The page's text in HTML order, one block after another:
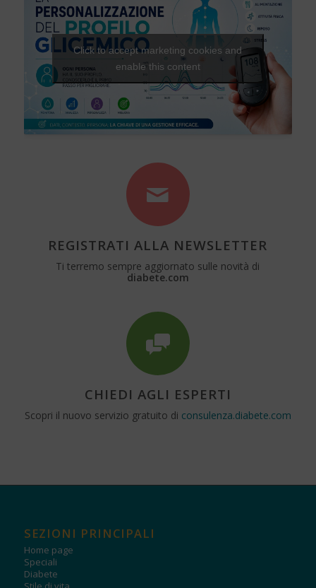
Click to accept marketing cookies and
enable this content
REGISTRATI ALLA NEWSLETTER
Ti terremo sempre aggiornato sulle novità di
diabete.com
CHIEDI AGLI ESPERTI
Scopri il nuovo servizio gratuito di consulenza.diabete.com
SEZIONI PRINCIPALI
Home page
Speciali
Diabete